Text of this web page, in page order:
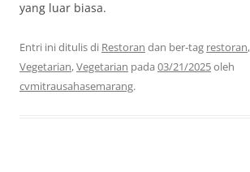
yang luar biasa.
Entri ini ditulis di Restoran dan ber-tag restoran,
Vegetarian,Vegetarian pada 03/21/2025oleh
cvmitrausahasemarang.